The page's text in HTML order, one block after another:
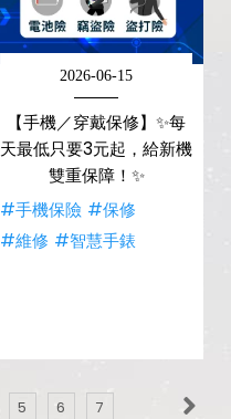
2026-06-15
【手機／穿戴保修】✨每
天最低只要3元起，給新機
雙重保障！✨
#手機保險 #保修
#維修 #智慧手錶
5 6 7